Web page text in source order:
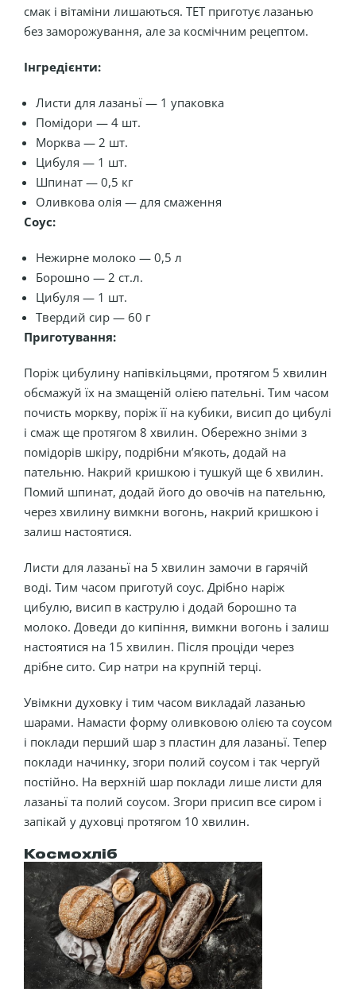
смак і вітаміни лишаються. ТЕТ приготує лазанью
без заморожування, але за космічним рецептом.
Інгредієнти:
Листи для лазаньї — 1 упаковка
Помідори — 4 шт.
Морква — 2 шт.
Цибуля — 1 шт.
Шпинат — 0,5 кг
Оливкова олія — для смаження
Соус:
Нежирне молоко — 0,5 л
Борошно — 2 ст.л.
Цибуля — 1 шт.
Твердий сир — 60 г
Приготування:
Поріж цибулину напівкільцями, протягом 5 хвилин
обсмажуй їх на змащеній олією пательні. Тим часом
почисть моркву, поріж її на кубики, висип до цибулі
і смаж ще протягом 8 хвилин. Обережно зніми з
помідорів шкіру, подрібни м’якоть, додай на
пательню. Накрий кришкою і тушкуй ще 6 хвилин.
Помий шпинат, додай його до овочів на пательню,
через хвилину вимкни вогонь, накрий кришкою і
залиш настоятися.
Листи для лазаньї на 5 хвилин замочи в гарячій
воді. Тим часом приготуй соус. Дрібно наріж
цибулю, висип в каструлю і додай борошно та
молоко. Доведи до кипіння, вимкни вогонь і залиш
настоятися на 15 хвилин. Після проціди через
дрібне сито. Сир натри на крупній терці.
Увімкни духовку і тим часом викладай лазанью
шарами. Намасти форму оливковою олією та соусом
і поклади перший шар з пластин для лазаньї. Тепер
поклади начинку, згори полий соусом і так чергуй
постійно. На верхній шар поклади лише листи для
лазаньї та полий соусом. Згори присип все сиром і
запікай у духовці протягом 10 хвилин.
Космохліб